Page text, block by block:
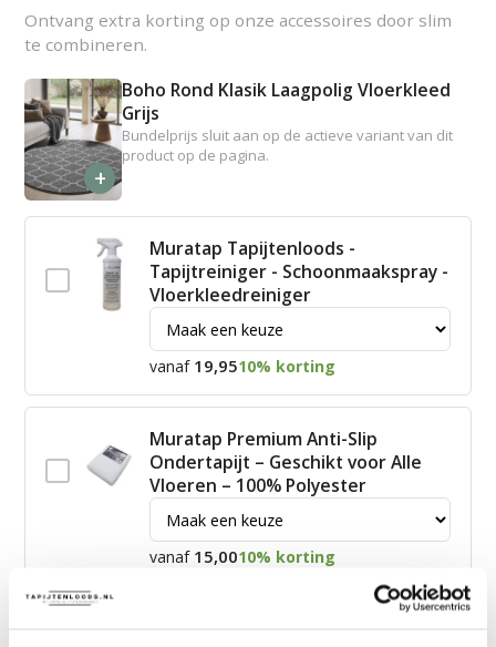
Ontvang extra korting op onze accessoires door slim
te combineren.
+
Boho Rond Klasik Laagpolig Vloerkleed
Grijs
Bundelprijs sluit aan op de actieve variant van dit
product op de pagina.
Muratap Tapijtenloods -
Tapijtreiniger - Schoonmaakspray -
Vloerkleedreiniger
vanaf 19,9510% korting
Muratap Premium Anti-Slip
Ondertapijt – Geschikt voor Alle
Vloeren – 100% Polyester
vanaf 15,0010% korting